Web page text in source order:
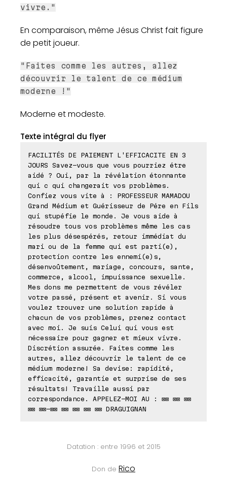
vivre."
En comparaison, même Jésus Christ fait figure
de petit joueur.
"Faites comme les autres, allez
découvrir le talent de ce médium
moderne !"
Moderne et modeste.
Texte intégral du flyer
FACILITÉS DE PAIEMENT L'EFFICACITE EN 3
JOURS Savez-vous que vous pourriez étre
aidé ? Oui, par la révélation étonnante
qui c qui changerait vos problèmes.
Confiez vous vite à : PROFESSEUR MAMADOU
Grand Médium et Guérisseur de Pére en Fils
qui stupéfie le monde. Je vous aide à
résoudre tous vos problèmes même les cas
les plus désespérés, retour immédiat du
mari ou de la femme qui est parti(e),
protection contre les ennemi(e)s,
désenvoûtement, mariage, concours, sante,
commerce, alcool, impuissance sexuelle.
Mes dons me permettent de vous révéler
votre passé, présent et avenir. Si vous
voulez trouver une solution rapide à
chacun de vos problèmes, prenez contact
avec moi. Je suis Celui qui vous est
nécessaire pour gagner et mieux vivre.
Discrétion assurée. Faites comme les
autres, allez découvrir le talent de ce
médium moderne! Sa devise: rapidité,
efficacité, garantie et surprise de ses
résultats! Travaille aussi par
correspondance. APPELEZ-MOI AU : ⊠⊠ ⊠⊠ ⊠⊠
⊠⊠ ⊠⊠-⊠⊠ ⊠⊠ ⊠⊠ ⊠⊠ ⊠⊠ DRAGUIGNAN
Datation : entre 1996 et 2015
Don de Rico